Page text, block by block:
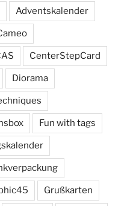
Adventskalender
CenterStepCard
Diorama
Fun with tags
Grußkarten